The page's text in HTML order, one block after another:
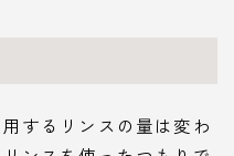
するリンスの量は変わ